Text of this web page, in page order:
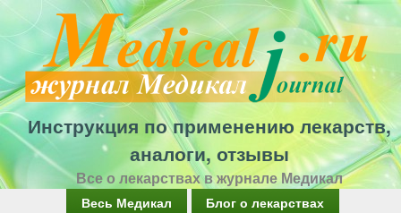
Перейти
к
основному
содержанию
Инструкция по применению лекарств,
аналоги, отзывы
Все о лекарствах в журнале Медикал
Весь Медикал
Блог о лекарствах